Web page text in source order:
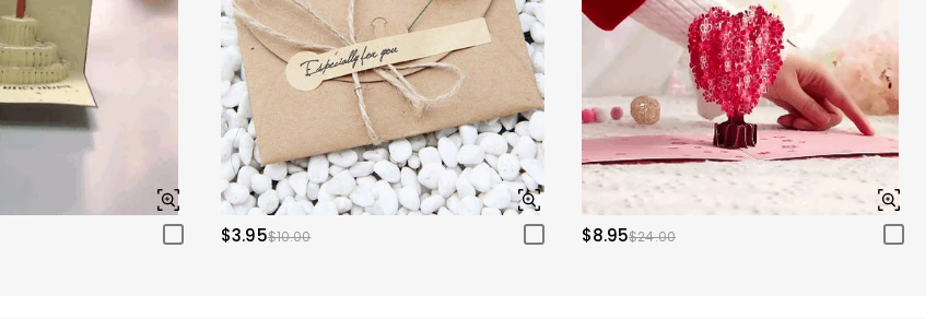
$3.95$10.00 $8.95$24.00